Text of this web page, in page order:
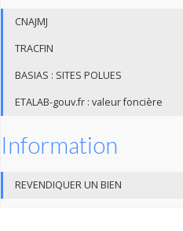
CNAJMJ
TRACFIN
BASIAS : SITES POLUES
ETALAB-gouv.fr : valeur foncière
Information
REVENDIQUER UN BIEN